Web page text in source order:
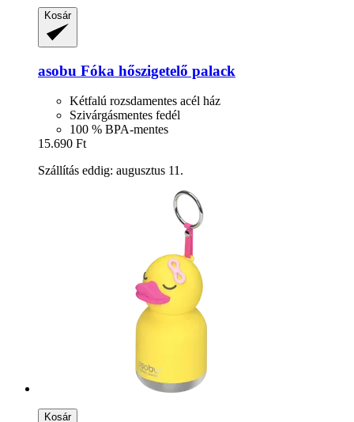
Kosár
asobu Fóka hőszigetelő palack
Kétfalú rozsdamentes acél ház
Szivárgásmentes fedél
100 % BPA-mentes
15.690 Ft
Szállítás eddig: augusztus 11.
Kosár